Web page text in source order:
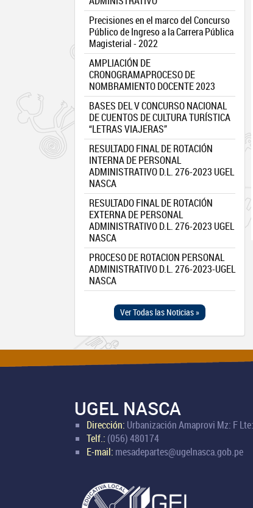
Precisiones en el marco del Concurso
Público de Ingreso a la Carrera Pública
Magisterial - 2022
AMPLIACIÓN DE
CRONOGRAMAPROCESO DE
NOMBRAMIENTO DOCENTE 2023
BASES DEL V CONCURSO NACIONAL
DE CUENTOS DE CULTURA TURÍSTICA
“LETRAS VIAJERAS”
RESULTADO FINAL DE ROTACIÓN
INTERNA DE PERSONAL
ADMINISTRATIVO D.L. 276-2023 UGEL
NASCA
RESULTADO FINAL DE ROTACIÓN
EXTERNA DE PERSONAL
ADMINISTRATIVO D.L. 276-2023 UGEL
NASCA
PROCESO DE ROTACION PERSONAL
ADMINISTRATIVO D.L. 276-2023-UGEL
NASCA
Ver Todas las Noticias »
UGEL NASCA
Dirección: Urbanización Amaprovi Mz: F
Telf.: (056) 480174
E-mail: mesadepartes@ugelnasca.gob.pe